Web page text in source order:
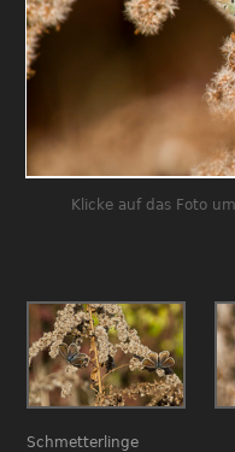
Klicke auf das Foto
Schmetterlinge